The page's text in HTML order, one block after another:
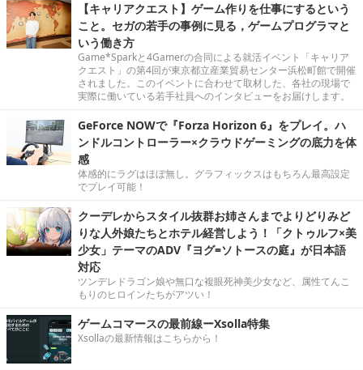
【キャリアクエスト】ゲーム作りを仕事にするという
こと。セガの若手の事例に見る，ゲームプログラマと
いう働き方
Game*Sparkと4Gamerの合同による就活イベント「キャリア
クエスト」の第4回が東京都立産業貿易センター浜松町館で開催
されました。このイベントに合わせて取材した、各社の現場で
実際に働いている若手社員へのインタビューをお届けします。
GeForce NOWで『Forza Horizon 6』をプレイ。ハ
ンドルコントローラー×クラウドゲーミングの底力を体
感
体感的にラグはほぼ無し。グラフィックスはもちろん最高設定
でプレイ可能！
クーデレからスタイル抜群お姉さんまでよりどりみど
りな人外娘たちとホテル経営しよう！「クトゥルフ×美
少女」テーマのADV『ヨグ=ソトースの庭』が日本語
対応
ツンデレドラゴン娘や無口な複眼死神美少女など、属性てんこ
もりのヒロインたちがアツい！
ゲームコマースの最前線ーXsolla特集
Xsollaの最新情報はこちらから！